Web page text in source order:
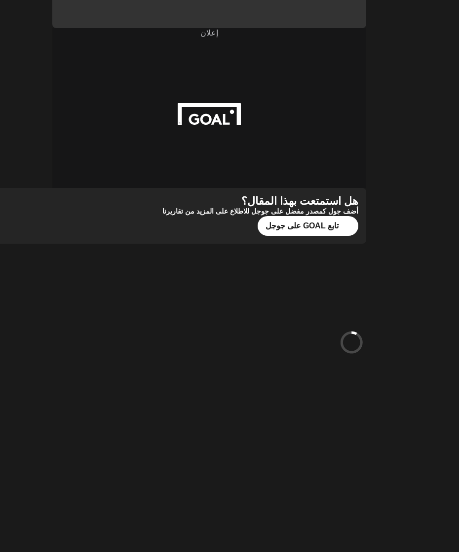
إعلان
هل استمتعت بهذا المقال؟
أضف جول كمصدر مفضل على جوجل للاطلاع على المزيد من تقاريرنا
تابع GOAL على جوجل